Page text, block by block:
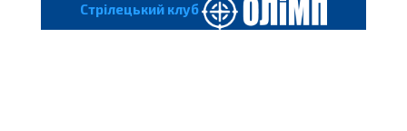
Cтрілецький клуб